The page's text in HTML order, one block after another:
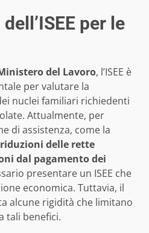
per le
del Lavoro, l’ISEE è
per valutare la
nuclei familiari richiedenti
Attualmente, per
di assistenza, come la
riduzioni delle rette
dal pagamento dei
presentare un ISEE che
economica. Tuttavia, il
alcune rigidità che limitano
tali benefici.